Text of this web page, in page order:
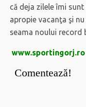
că deja zilele îmi
apropie vacanţa şi
seama noului record
www.sportingorj.ro
Comentează!